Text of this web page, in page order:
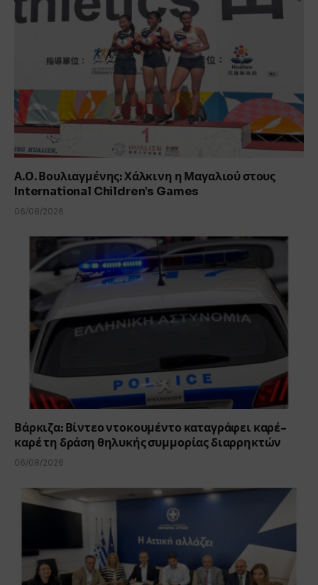
Α.Ο. Βουλιαγμένης: Χάλκινη η Μαγαλιού στους
International Children’s Games
06/08/2026
Βάρκιζα: Βίντεο ντοκουμέντο καταγράφει καρέ-
καρέ τη δράση θηλυκής συμμορίας διαρρηκτών
06/08/2026